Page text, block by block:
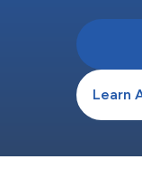
Learn